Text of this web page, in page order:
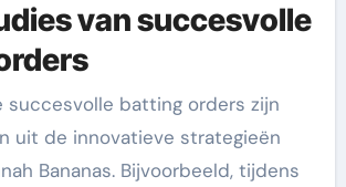
van succesvolle
succesvolle batting orders zijn
uit de innovatieve strategieën
Bananas. Bijvoorbeeld, tijdens